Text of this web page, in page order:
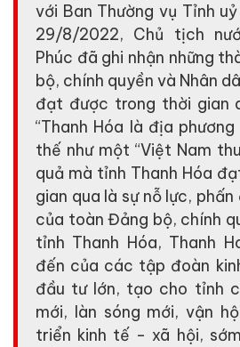
với Ban Thường vụ Tỉnh
29/8/2022, Chủ tịch
Phúc đã ghi nhận những
bộ, chính quyền và Nhân
đạt được trong thời gian
“Thanh Hóa là địa
thế như một “Việt Nam
quả mà tỉnh Thanh Hóa
gian qua là sự nỗ lực,
của toàn Đảng bộ, chính
tỉnh Thanh Hóa, Thanh
đến của các tập đoàn
đầu tư lớn, tạo cho tỉnh
mới, làn sóng mới, vận
triển kinh tế - xã hội,